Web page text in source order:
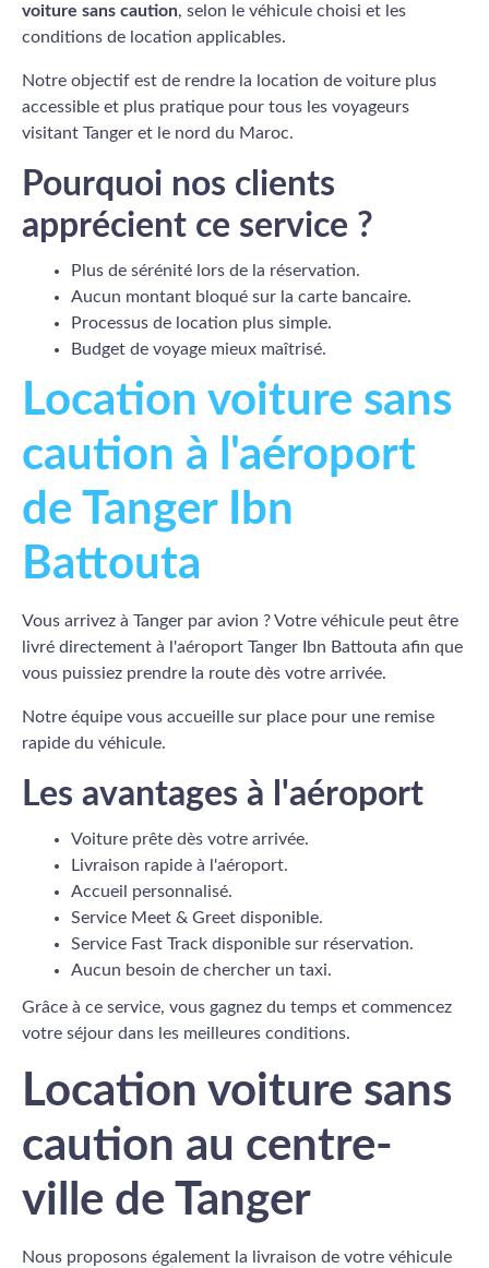
voiture sans caution, selon le véhicule choisi et les
conditions de location applicables.
Notre objectif est de rendre la location de voiture plus
accessible et plus pratique pour tous les voyageurs
visitant Tanger et le nord du Maroc.
Pourquoi nos clients
apprécient ce service ?
Plus de sérénité lors de la réservation.
Aucun montant bloqué sur la carte bancaire.
Processus de location plus simple.
Budget de voyage mieux maîtrisé.
Location voiture sans
caution à l'aéroport
de Tanger Ibn
Battouta
Vous arrivez à Tanger par avion ? Votre véhicule peut être
livré directement à l'aéroport Tanger Ibn Battouta afin que
vous puissiez prendre la route dès votre arrivée.
Notre équipe vous accueille sur place pour une remise
rapide du véhicule.
Les avantages à l'aéroport
Voiture prête dès votre arrivée.
Livraison rapide à l'aéroport.
Accueil personnalisé.
Service Meet & Greet disponible.
Service Fast Track disponible sur réservation.
Aucun besoin de chercher un taxi.
Grâce à ce service, vous gagnez du temps et commencez
votre séjour dans les meilleures conditions.
Location voiture sans
caution au centre-
ville de Tanger
Nous proposons également la livraison de votre véhicule